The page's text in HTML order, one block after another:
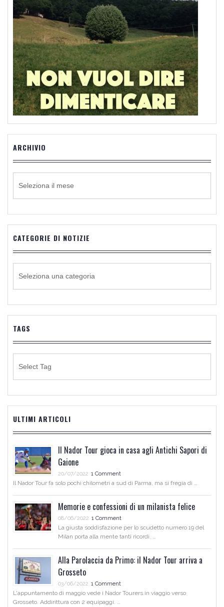
ARCHIVIO
CATEGORIE DI NOTIZIE
NOTIZIE
TAGS
ULTIMI ARTICOLI
Il Nador Tour gioca in casa agli Antichi Sapori di
Gaione
20/07/2022 1 Comment
Il Nador Tour fa solo pochi chilometri a sud di Parma, ma si fregia di …
Memorie e confessioni di un milanista felice
08/06/2022 1 Comment
La giusta soddisfazione per lo scudetto numero 19 del
Milan porta alla mente tanti ricordi. …
Alla Parolaccia da Primo: il Nador Tour arriva a
Grosseto
03/06/2022 1 Comment
L'appuntamento di maggio vede i Nador Tourers in viaggio verso
Grosseto. Addirittura con 2 equipaggi. …